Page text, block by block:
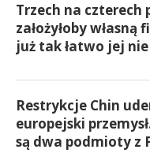
Trzech na czterech
założyłoby własną
już tak łatwo jej
Restrykcje Chin
europejski
są dwa podmioty z